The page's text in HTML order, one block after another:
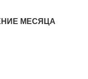
МЕСЯЦА